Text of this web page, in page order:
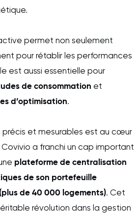
permet non seulement
pour rétablir les performances
est aussi essentielle pour
de consommation et
d’optimisation.
précis et mesurables est au cœur
a franchi un cap important
plateforme de centralisation
de son portefeuille
de 40 000 logements). Cet
révolution dans la gestion